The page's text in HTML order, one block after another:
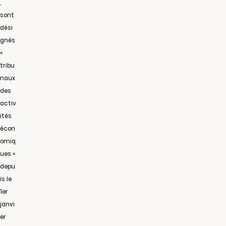
sont
dési
gnés
«
tribu
naux
des
activ
ités
écon
omiq
ues »
depu
is le
1er
janvi
er